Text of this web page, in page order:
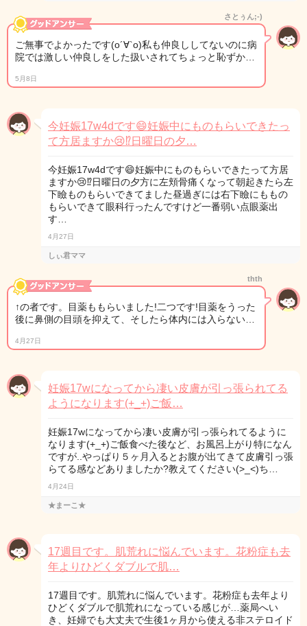
さとぅん;-)
ご無事でよかったです(о´∀`о)私も仲良ししてないのに病
院では激しい仲良しをした扱いされてちょっと恥ずか…
5月8日
今妊娠17w4dです😄妊娠中にものもらいできたっ
て方居ますか😢⁉日曜日の夕…
今妊娠17w4dです😄妊娠中にものもらいできたって方居
ますか😢⁉日曜日の夕方に左頬骨痛くなって朝起きたら左
下瞼ものもらいできてました昼過ぎには右下瞼にももの
もらいできて眼科行ったんですけど一番弱い点眼薬出
す…
4月27日
しぃ君ママ
thth
↑の者です。目薬ももらいました!二つです!目薬をうった
後に鼻側の目頭を抑えて、そしたら体内には入らない…
4月27日
妊娠17wになってから凄い皮膚が引っ張られてる
ようになります(+_+)ご飯…
妊娠17wになってから凄い皮膚が引っ張られてるように
なります(+_+)ご飯食べた後など、お風呂上がり特になん
ですが..やっぱり５ヶ月入るとお腹が出てきて皮膚引っ張
らてる感などありましたか?教えてください(>_<)ち…
4月24日
★まーこ★
17週目です。肌荒れに悩んでいます。花粉症も去
年よりひどくダブルで肌…
17週目です。肌荒れに悩んでいます。花粉症も去年より
ひどくダブルで肌荒れになっている感じが…薬局へい
き、妊婦でも大丈夫で生後1ヶ月から使える非ステロイド